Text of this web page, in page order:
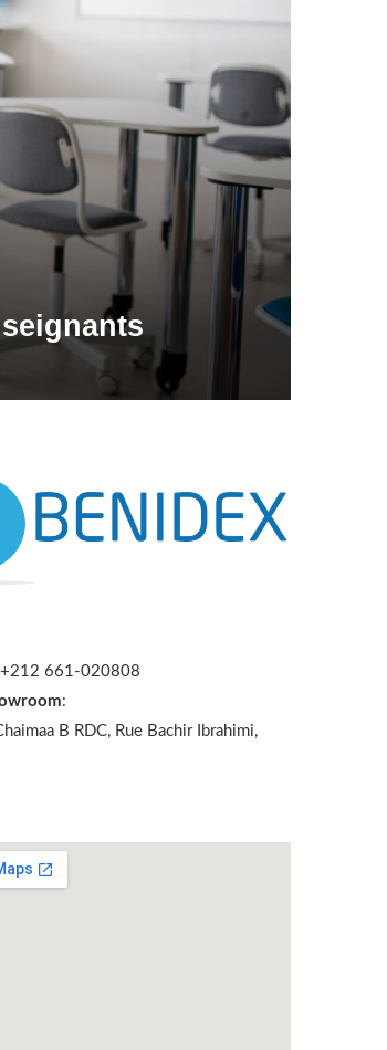
661-020808
:
B RDC, Rue Bachir Ibrahimi,